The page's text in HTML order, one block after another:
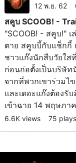
12 พ.ย. 62
สคูบ SCOOB! -
"SCOOB! - สคูบ!"
ตาย สคูบบี้กับแช็กกี้
ชาวแก๊งนักสืบวัยใส
ก่อนก่อตั้งเป็นบริษัท
จากที่พวกเขาร่วม
และเดอะแก๊งต้องรั
เข้าฉาย 14 พฤษภา
6.6K views 75 plays